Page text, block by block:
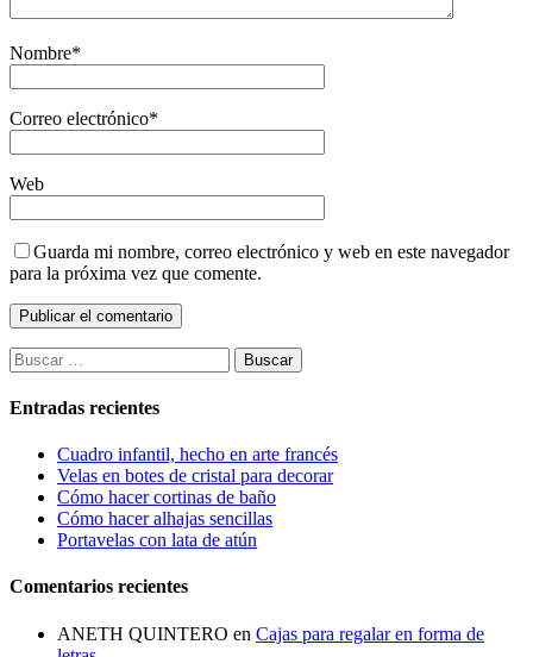
Nombre*
Correo electrónico*
Web
Guarda mi nombre, correo electrónico y web en este navegador
para la próxima vez que comente.
Buscar:
Entradas recientes
Cuadro infantil, hecho en arte francés
Velas en botes de cristal para decorar
Cómo hacer cortinas de baño
Cómo hacer alhajas sencillas
Portavelas con lata de atún
Comentarios recientes
ANETH QUINTERO en Cajas para regalar en forma de